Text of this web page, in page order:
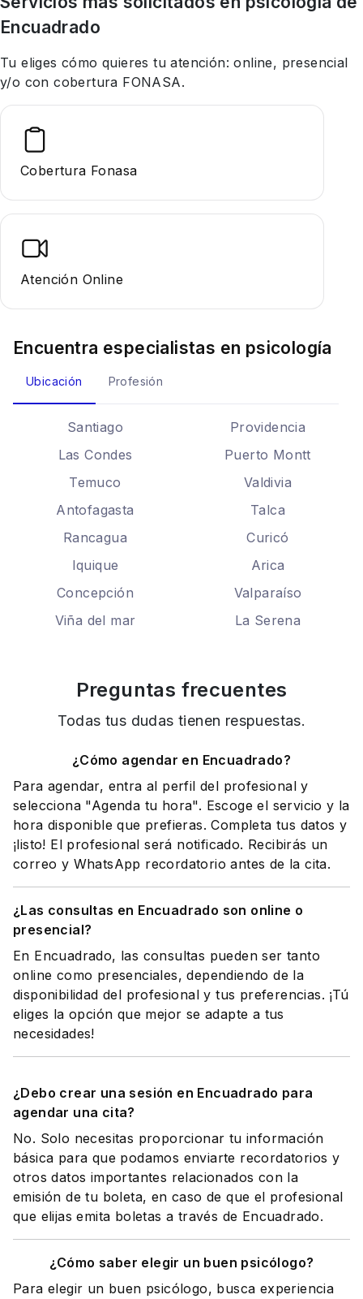
Encuadrado
Tu eliges cómo quieres tu atención: online, presencial
y/o con cobertura FONASA.
Cobertura Fonasa
Atención Online
Encuentra especialistas en psicología
Ubicación Profesión
Santiago
Providencia
Las Condes
Puerto Montt
Temuco
Valdivia
Antofagasta
Talca
Rancagua
Curicó
Iquique
Arica
Concepción
Valparaíso
Viña del mar
La Serena
Preguntas frecuentes
Todas tus dudas tienen respuestas.
¿Cómo agendar en Encuadrado?
Para agendar, entra al perfil del profesional y
selecciona "Agenda tu hora". Escoge el servicio y la
hora disponible que prefieras. Completa tus datos y
¡listo! El profesional será notificado. Recibirás un
correo y WhatsApp recordatorio antes de la cita.
¿Las consultas en Encuadrado son online o
presencial?
En Encuadrado, las consultas pueden ser tanto
online como presenciales, dependiendo de la
disponibilidad del profesional y tus preferencias. ¡Tú
eliges la opción que mejor se adapte a tus
necesidades!
¿Debo crear una sesión en Encuadrado para
agendar una cita?
No. Solo necesitas proporcionar tu información
básica para que podamos enviarte recordatorios y
otros datos importantes relacionados con la
emisión de tu boleta, en caso de que el profesional
que elijas emita boletas a través de Encuadrado.
¿Cómo saber elegir un buen psicólogo?
Para elegir un buen psicólogo, busca experiencia